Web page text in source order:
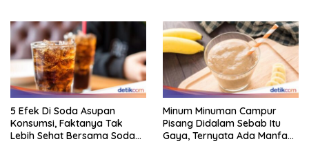
5 Efek Di Soda Asupan
Konsumsi, Faktanya Tak
Lebih Sehat Bersama Soda
Minum Minuman Campur
Pisang Didalam Sebab Itu
Gaya, Ternyata Ada Manfaat